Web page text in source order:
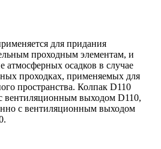
для придания
проходным элементам, и
атмосферных осадков в случае
проходках, применяемых для
пространства. Колпак D110
вентиляционным выходом D110,
с вентиляционным выходом